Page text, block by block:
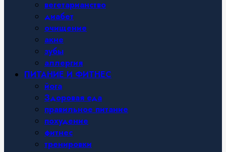
вегетарианство
диабет
очищение
акне
зубы
аллергия
ПИТАНИЕ И ФИТНЕС
йога
Здоровая еда
правильное питание
похудение
фитнес
тренировки